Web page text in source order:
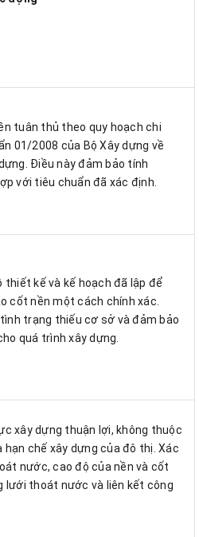
tuân thủ theo quy hoạch chi
01/2008 của Bộ Xây dựng về
Điều này đảm bảo tính
với tiêu chuẩn đã xác định.
thiết kế và kế hoạch đã lập để
cốt nền một cách chính xác.
trạng thiếu cơ sở và đảm bảo
quá trình xây dựng.
xây dựng thuận lợi, không thuộc
hạn chế xây dựng của đô thị. Xác
nước, cao độ của nền và cốt
lưới thoát nước và liên kết công